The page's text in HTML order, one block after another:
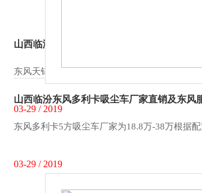
山西临汾东风天锦10吨吸尘车价格厂价直销
东风天锦10吨吸尘车作为吸尘界的重量级产
03-29 / 2019
山西临汾东风多利卡吸尘车厂家直销及东风
东风多利卡5方吸尘车厂家为18.8万-38万根据
03-29 / 2019